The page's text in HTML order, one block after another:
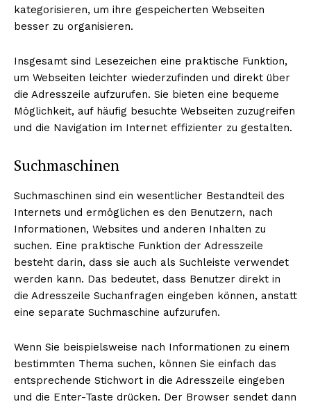
kategorisieren, um ihre gespeicherten Webseiten
besser zu organisieren.
Insgesamt sind Lesezeichen eine praktische Funktion,
um Webseiten leichter wiederzufinden und direkt über
die Adresszeile aufzurufen. Sie bieten eine bequeme
Möglichkeit, auf häufig besuchte Webseiten zuzugreifen
und die Navigation im Internet effizienter zu gestalten.
Suchmaschinen
Suchmaschinen sind ein wesentlicher Bestandteil des
Internets und ermöglichen es den Benutzern, nach
Informationen, Websites und anderen Inhalten zu
suchen. Eine praktische Funktion der Adresszeile
besteht darin, dass sie auch als Suchleiste verwendet
werden kann. Das bedeutet, dass Benutzer direkt in
die Adresszeile Suchanfragen eingeben können, anstatt
eine separate Suchmaschine aufzurufen.
Wenn Sie beispielsweise nach Informationen zu einem
bestimmten Thema suchen, können Sie einfach das
entsprechende Stichwort in die Adresszeile eingeben
und die Enter-Taste drücken. Der Browser sendet dann